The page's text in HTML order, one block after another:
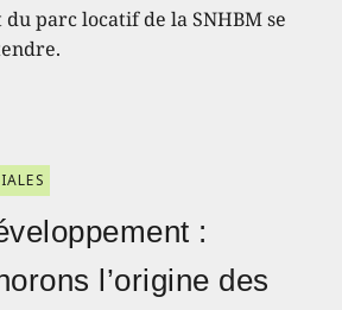
parc locatif de la SNHBM se
:
l’origine des